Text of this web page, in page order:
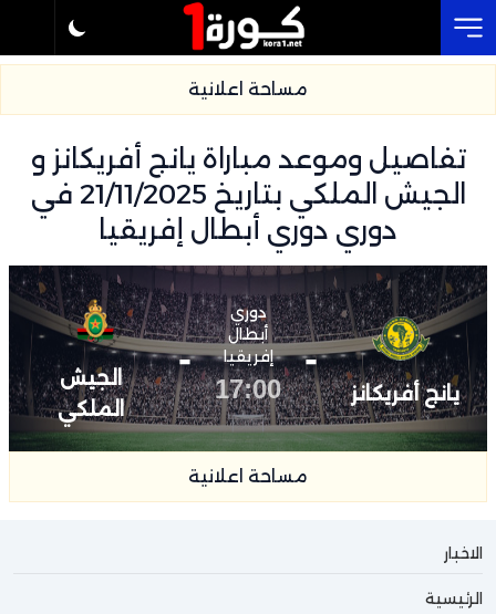
مساحة اعلانية
تفاصيل وموعد مباراة يانج أفريكانز و
الجيش الملكي بتاريخ 21/11/2025 في
دوري دوري أبطال إفريقيا
يانج أفريكانز
-
دوري
أبطال
إفريقيا
17:00
-
الجيش
الملكي
مساحة اعلانية
الاخبار
الرئيسية